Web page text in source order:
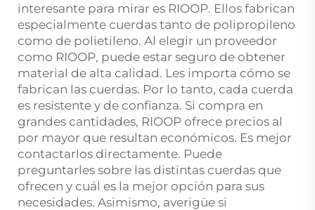
interesante para mirar es RIOOP. Ellos fabrican
especialmente cuerdas tanto de polipropileno
como de polietileno. Al elegir un proveedor
como RIOOP, puede estar seguro de obtener
material de alta calidad. Les importa cómo se
fabrican las cuerdas. Por lo tanto, cada cuerda
es resistente y de confianza. Si compra en
grandes cantidades, RIOOP ofrece precios al
por mayor que resultan económicos. Es mejor
contactarlos directamente. Puede
preguntarles sobre las distintas cuerdas que
ofrecen y cuál es la mejor opción para sus
necesidades. Asimismo, averigüe si